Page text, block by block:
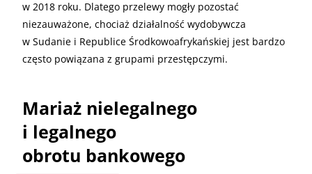
w 2018 roku. Dlatego przelewy mogły pozostać
niezauważone, chociaż działalność wydobywcza
w Sudanie i Republice Środkowoafrykańskiej jest bardzo
często powiązana z grupami przestępczymi.
Mariaż nielegalnego
i legalnego
obrotu bankowego